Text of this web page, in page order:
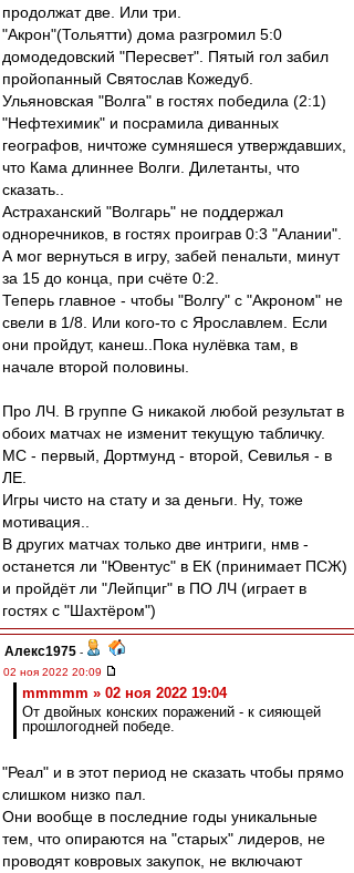
продолжат две. Или три.
"Акрон"(Тольятти) дома разгромил 5:0
домодедовский "Пересвет". Пятый гол забил
пройопанный Святослав Кожедуб.
Ульяновская "Волга" в гостях победила (2:1)
"Нефтехимик" и посрамила диванных
географов, ничтоже сумняшеся утверждавших,
что Кама длиннее Волги. Дилетанты, что
сказать..
Астраханский "Волгарь" не поддержал
одноречников, в гостях проиграв 0:3 "Алании".
А мог вернуться в игру, забей пенальти, минут
за 15 до конца, при счёте 0:2.
Теперь главное - чтобы "Волгу" с "Акроном" не
свели в 1/8. Или кого-то с Ярославлем. Если
они пройдут, канеш..Пока нулёвка там, в
начале второй половины.
Про ЛЧ. В группе G никакой любой результат в
обоих матчах не изменит текущую табличку.
МС - первый, Дортмунд - второй, Севилья - в
ЛЕ.
Игры чисто на стату и за деньги. Ну, тоже
мотивация..
В других матчах только две интриги, нмв -
останется ли "Ювентус" в ЕК (принимает ПСЖ)
и пройдёт ли "Лейпциг" в ПО ЛЧ (играет в
гостях с "Шахтёром")
Алекс1975 -
02 ноя 2022 20:09
mmmmm » 02 ноя 2022 19:04
От двойных конских поражений - к сияющей
прошлогодней победе.
"Реал" и в этот период не сказать чтобы прямо
слишком низко пал.
Они вообще в последние годы уникальные
тем, что опираются на "старых" лидеров, не
проводят ковровых закупок, не включают